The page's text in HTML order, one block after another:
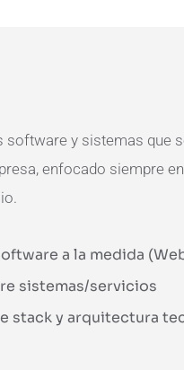
software y sistemas que
enfocado siempre
a la medida
sistemas/servicios
stack y arquitectura